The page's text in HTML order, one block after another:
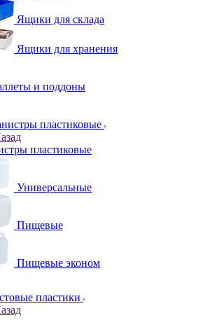
Ящики для склада
Ящики для хранения
и поддоны
пластиковые
пластиковые
Универсальные
Пищевые
Пищевые эконом
пластики